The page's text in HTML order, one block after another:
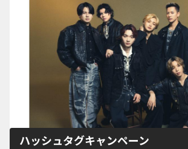
ハッシュタグキャンペーン